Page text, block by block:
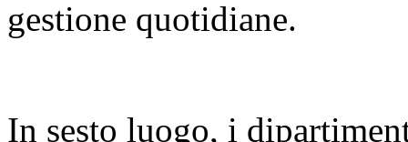
gestione quotidiane.
In sesto luogo, i